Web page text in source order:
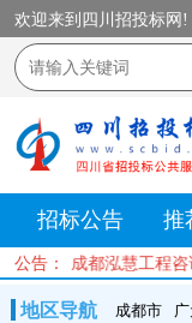
欢迎来到四川招投标网!
招标公告 推
公告：、成都泓慧工
地区导航 成都市